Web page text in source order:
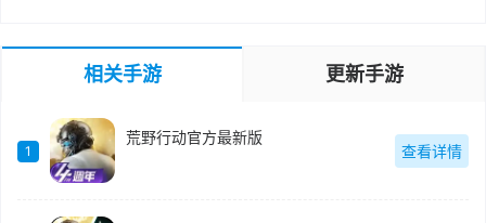
相关手游 更新手游
1
荒野行动官方最新版
查看详情